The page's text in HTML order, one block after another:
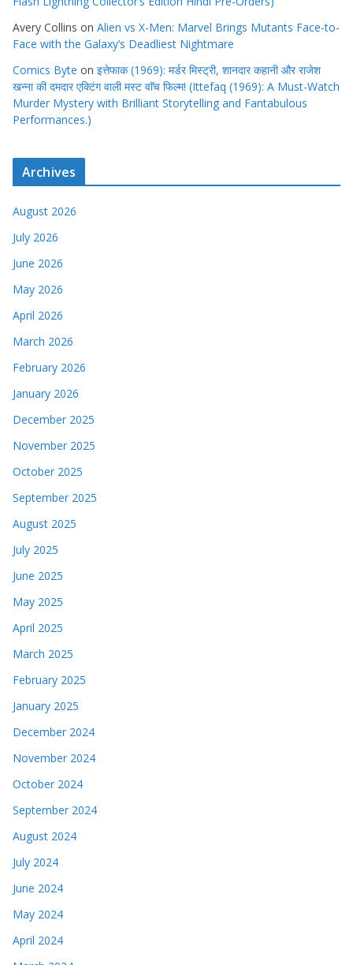
Avery Collins on Alien vs X-Men: Marvel Brings Mutants Face-to-
Face with the Galaxy’s Deadliest Nightmare
Comics Byte on इत्तेफाक (1969): मर्डर मिस्ट्री, शानदार कहानी और राजेश
खन्ना की दमदार एक्टिंग वाली मस्ट वाॅच फिल्म! (Ittefaq (1969): A Must-Watch
Murder Mystery with Brilliant Storytelling and Fantabulous
Performances.)
Archives
August 2026
July 2026
June 2026
May 2026
April 2026
March 2026
February 2026
January 2026
December 2025
November 2025
October 2025
September 2025
August 2025
July 2025
June 2025
May 2025
April 2025
March 2025
February 2025
January 2025
December 2024
November 2024
October 2024
September 2024
August 2024
July 2024
June 2024
May 2024
April 2024